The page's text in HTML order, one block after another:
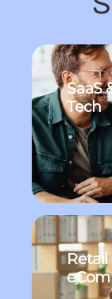
SaaS
Tech
Retail